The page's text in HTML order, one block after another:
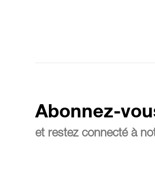
Abonnez-
et restez connecté à